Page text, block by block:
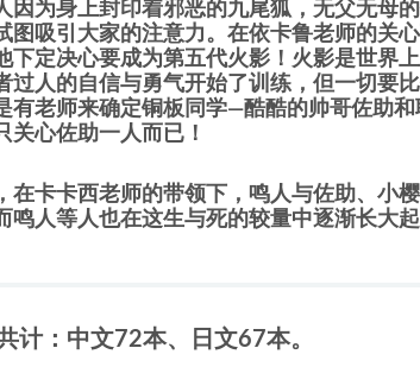
为身上封印着邪恶的九尾狐，无父无母的
图吸引大家的注意力。在依卡鲁老师的关
下定决心要成为第五代火影！火影是世界
过人的自信与勇气开始了训练，但一切要
有老师来确定铜板同学—酷酷的帅哥佐助
关心佐助一人而已！
卡卡西老师的带领下，鸣人与佐助、小樱
鸣人等人也在这生与死的较量中逐渐长大起
：中文72本、日文67本。